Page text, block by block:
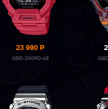
23 990P
GBD-200RD-4E